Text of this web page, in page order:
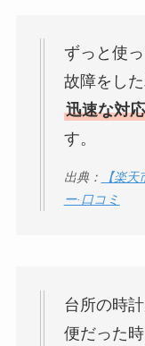
ずっと使
故障をした
迅速な対
す。
出典：
【楽
ー·口コミ
台所の時
便だった